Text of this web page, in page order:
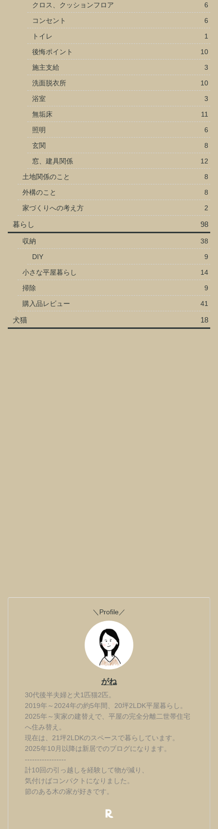
クロス、クッションフロア
6
コンセント
6
トイレ
1
後悔ポイント
10
施主支給
3
洗面脱衣所
10
浴室
3
無垢床
11
照明
6
玄関
8
窓、建具関係
12
土地関係のこと
8
外構のこと
8
家づくりへの考え方
2
暮らし 98
収納
38
DIY
9
小さな平屋暮らし
14
掃除
9
購入品レビュー
41
犬猫 18
＼Profile／
がね
30代後半夫婦と犬1匹猫2匹。
2019年～2024年の約5年間、20坪2LDK平屋暮らし。
2025年～実家の建替えで、平屋の完全分離二世帯住宅
へ住み替え。
現在は、21坪2LDKのスペースで暮らしています。
2025年10月以降は新居でのブログになります。
-----------------
計10回の引っ越しを経験して物が減り、
気付けばコンパクトになりました。
節のある木の家が好きです。